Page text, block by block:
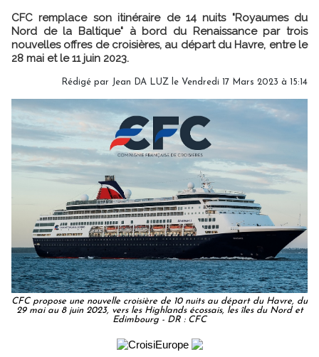
CFC remplace son itinéraire de 14 nuits "Royaumes du
Nord de la Baltique" à bord du Renaissance par trois
nouvelles offres de croisières, au départ du Havre, entre le
28 mai et le 11 juin 2023.
Rédigé par Jean DA LUZ le Vendredi 17 Mars 2023 à 15:14
CFC propose une nouvelle croisière de 10 nuits au départ du Havre, du
29 mai au 8 juin 2023, vers les Highlands écossais, les îles du Nord et
Edimbourg - DR : CFC